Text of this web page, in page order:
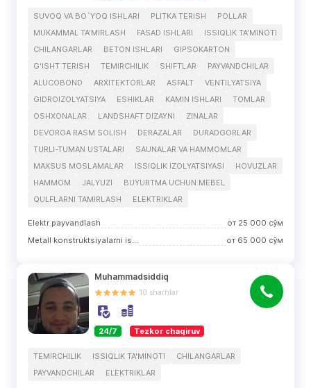
SUVOQ VA BO`YOQ ISHLARI PLITKA TERISH
POLLAR
MUKAMMAL TA'MIRLASH
FASAD ISHLARI
ISSIQLIK TA'MINOTI
CHILANGARLAR
BETON ISHLARI
GIPSOKARTON
G'ISHT TERISH
TEMIRCHILIK SHIFTLAR
PAYVANDCHILAR
ALUCOBOND
ARXITEKTORLAR ASFALT
VENTILYATSIYA
GIDROIZOLYATSIYA
ESHIKLAR KAMIN ISHLARI
TOMLAR
OSHXONALAR
LANDSHAFT DIZAYNI
ZINALAR
DEVORGA RASM SOLISH
DERAZALAR
DURADGORLAR
TURLI-TUMAN USTALARI
SAUNALAR VA HAMMOMLAR
MAXSUS MOSLAMALAR
ISSIQLIK IZOLYATSIYASI
HOVUZLAR
HAMMOM
JALYUZI
BUYURTMA UCHUN MEBEL
QULFLARNI TAMIRLASH
ELEKTRIKLAR
Elektr payvandlash от 25 000 сўм
Metall konstruktsiyalarni ishlab chiqarish
от 65 000 сўм
Muhammadsiddiq
10 sharhlar
24/7 Tezkor chaqiruv
TEMIRCHILIK ISSIQLIK TA'MINOTI
CHILANGARLAR
PAYVANDCHILAR
ELEKTRIKLAR